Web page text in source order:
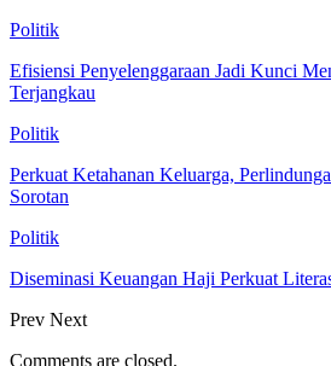
Politik
Efisiensi Penyelenggaraan Jadi Kunci
Terjangkau
Politik
Perkuat Ketahanan Keluarga,
Sorotan
Politik
Diseminasi Keuangan Haji Perkuat
Prev Next
Comments are closed.